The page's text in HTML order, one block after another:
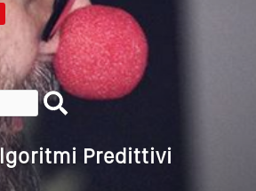
Davvero
Vecchia SEO
Predittivi
L’AI E I Contenuti…